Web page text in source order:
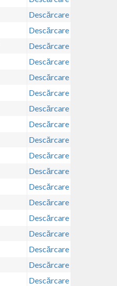
Descărcare
Descărcare
Descărcare
Descărcare
Descărcare
Descărcare
Descărcare
Descărcare
Descărcare
Descărcare
Descărcare
Descărcare
Descărcare
Descărcare
Descărcare
Descărcare
Descărcare
Descărcare